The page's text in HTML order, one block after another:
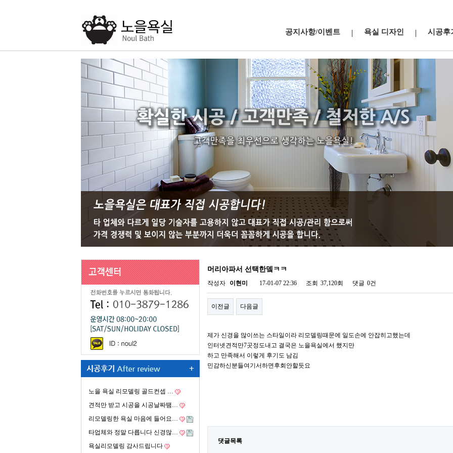
공지사항/이벤트 욕실 디자인 시공후
노을 욕실 리모델링 골드컨셉 …
견적만 받고 시공을 시공날짜땜…
리모델링한 욕실 마음에 들어요…
타업체와 정말 다릅니다 신경많…
욕실리모델링 감사드립니다
머리아파서 선택한뎈ㅋㅋ
작성자 이현미 17-01-07 22:36 조회 37,120회 댓글 0건
이전글 다음글
제가 신경을 많이쓰는 스타일이라 리모델링때문에 일도손에 안잡히고했는데
인터넷견적만7곳정도내고 결국은 노을욕실에서 했지만
하고 만족해서 이렇게 후기도 남김
민감하신분들여기서하면후회안할듯요
댓글목록